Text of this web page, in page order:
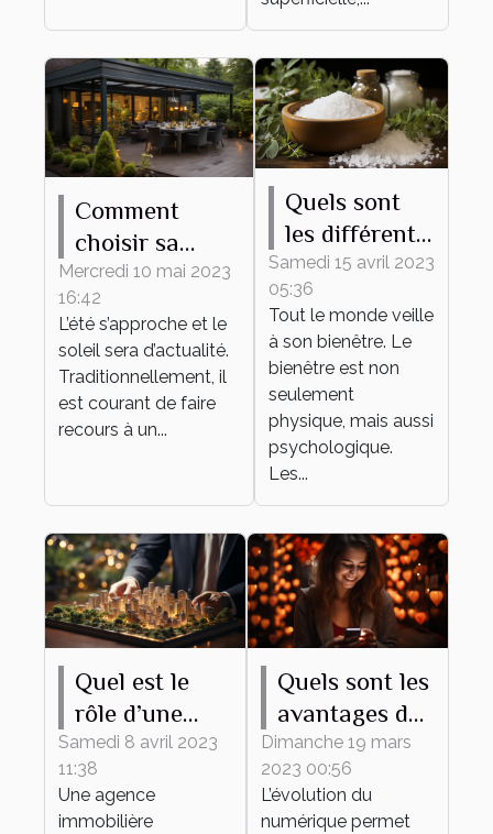
Comment
choisir sa
pergola
bioclimatique ?
Mercredi 10 mai 2023
16:42
L’été s’approche et le
soleil sera d’actualité.
Traditionnellement, il
est courant de faire
recours à un...
Quels sont
les différents
bienfaits des
sels de bain ?
Samedi 15 avril 2023
05:36
Tout le monde veille
à son bienêtre. Le
bienêtre est non
seulement
physique, mais aussi
psychologique.
Les...
Quel est le
rôle d’une
agence
immobilière
d’entreprise ?
Samedi 8 avril 2023
11:38
Une agence
immobilière
Quels sont les
avantages du
recours à un
site de
rencontre ?
Dimanche 19 mars
2023 00:56
L’évolution du
numérique permet